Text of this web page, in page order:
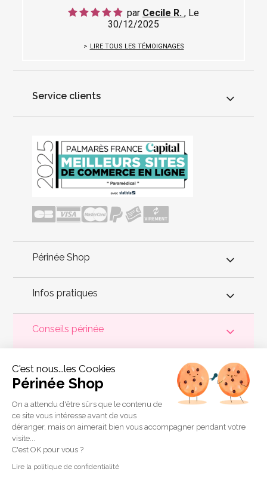
par Cecile R. , Le
30/12/2025
LIRE TOUS LES TÉMOIGNAGES
Service clients
Périnée Shop
Infos pratiques
Conseils périnée
de muscler et de rééduquer le plancher pelvienpour éviter les
problèmes d'incontinence
, de pesanteur pelvienne, de manque
de sensations durant les rapports sexuels et de petites
fuites
Périnée Shop
a sélectionné les meilleures solutions
pour la rééducation périnéale et pour l'auto-traitement de
l'incontinence à domicile :
biofeedback,cônes vaginaux
connectées etaccessoires pour exercices de Kegel.
Copyright 2011 © Périnée Shop
Conditions générales de vente
C'est nous...les Cookies
Périnée Shop
On a attendu d'être sûrs que le contenu de
ce site vous intéresse avant de vous
déranger, mais on aimerait bien vous accompagner pendant votre
visite...
C'est OK pour vous ?
Lire la politique de confidentialité